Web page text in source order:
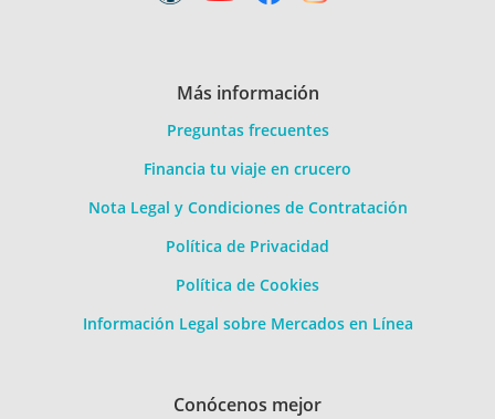
Más información
Preguntas frecuentes
Financia tu viaje en crucero
Nota Legal y Condiciones de Contratación
Política de Privacidad
Política de Cookies
Información Legal sobre Mercados en Línea
Conócenos mejor